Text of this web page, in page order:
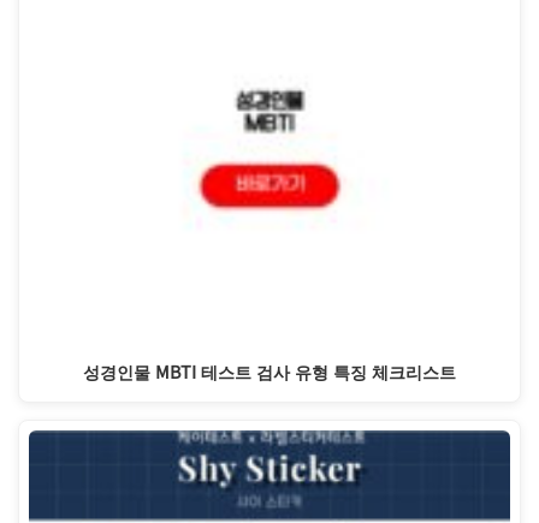
성경인물 MBTI 테스트 검사 유형 특징 체크리스트